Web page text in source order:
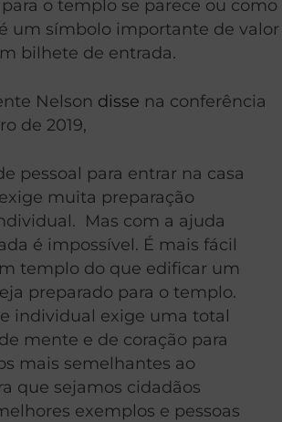
o templo se parece ou como
um símbolo importante de valor
bilhete de entrada.
Nelson disse na conferência
de 2019,
pessoal para entrar na casa
muita preparação
Mas com a ajuda
é impossível. É mais fácil
templo do que edificar um
preparado para o templo.
individual exige uma total
mente e de coração para
mais semelhantes ao
que sejamos cidadãos
exemplos e pessoas